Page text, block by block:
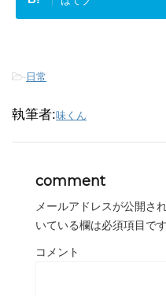
- 日常
執筆者:味くん
comment
メールアドレスが公開さ
いている欄は必須項目です
コメント